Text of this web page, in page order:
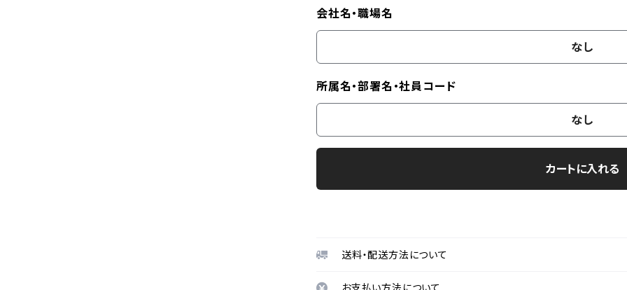
会社名・職場名
なし
所属名・部署名・社員コード
なし
カートに入れる
送料・配送方法について